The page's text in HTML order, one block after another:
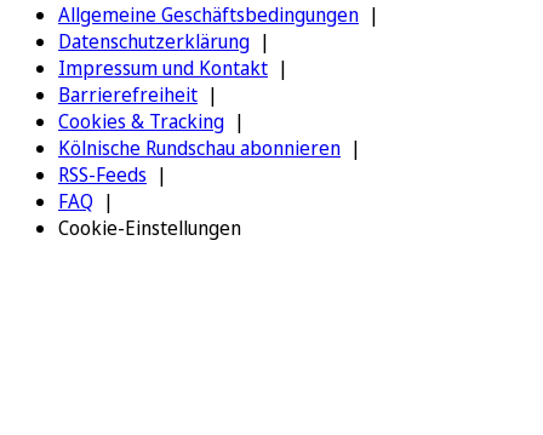
Allgemeine Geschäftsbedingungen
Datenschutzerklärung
Impressum und Kontakt
Barrierefreiheit
Cookies & Tracking
Kölnische Rundschau abonnieren
RSS-Feeds
FAQ
Cookie-Einstellungen